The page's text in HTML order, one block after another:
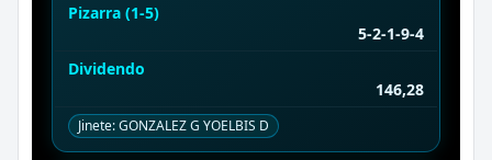
Pizarra (1-5)
5-2-1-9-4
Dividendo
146,28
Jinete: GONZALEZ G YOELBIS D